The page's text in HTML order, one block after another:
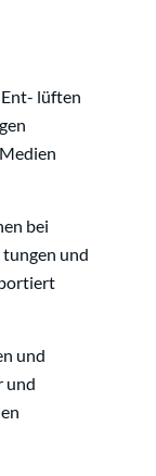
lüften
bei
und
und
und